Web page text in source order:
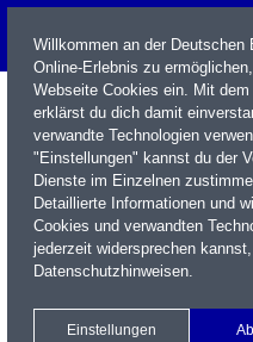
Name / WKN / ISIN / Kürzel
Xetra Realtime
Watchlist
Willkommen an der
Online-Erlebnis zu
Webseite Cookies ein. Mit
erklärst du dich damit
verwandte Technologien
"Einstellungen" kannst du der
Dienste im Einzelnen
Detaillierte Informationen und
Cookies und verwandten
jederzeit widersprechen
Datenschutzhinweisen.
Einstellungen